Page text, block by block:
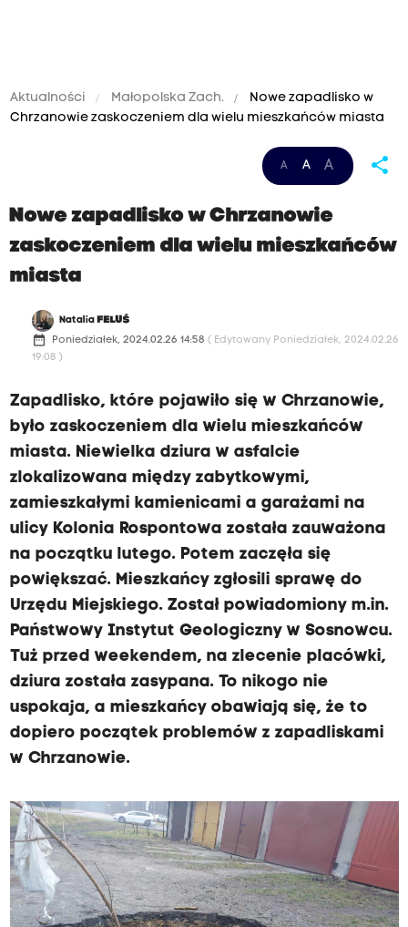
Aktualności Małopolska Zach.
Nowe zapadlisko w
Chrzanowie zaskoczeniem dla wielu mieszkańców miasta
A A A share
Nowe zapadlisko w Chrzanowie
zaskoczeniem dla wielu mieszkańców
miasta
Natalia FELUŚ
date_range Poniedziałek, 2024.02.26 14:58 ( Edytowany Poniedziałek, 2024.02.26
19:08 )
Zapadlisko, które pojawiło się w Chrzanowie,
było zaskoczeniem dla wielu mieszkańców
miasta. Niewielka dziura w asfalcie
zlokalizowana między zabytkowymi,
zamieszkałymi kamienicami a garażami na
ulicy Kolonia Rospontowa została zauważona
na początku lutego. Potem zaczęła się
powiększać. Mieszkańcy zgłosili sprawę do
Urzędu Miejskiego. Został powiadomiony m.in.
Państwowy Instytut Geologiczny w Sosnowcu.
Tuż przed weekendem, na zlecenie placówki,
dziura została zasypana. To nikogo nie
uspokaja, a mieszkańcy obawiają się, że to
dopiero początek problemów z zapadliskami
w Chrzanowie.